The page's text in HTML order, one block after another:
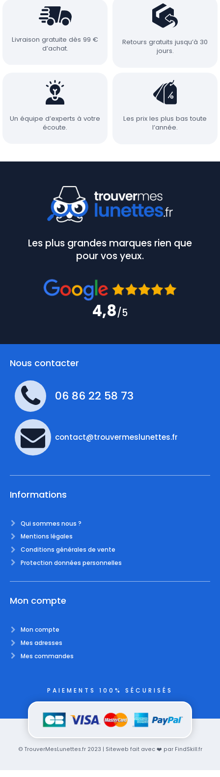
Livraison gratuite dès 99 €
d’achat.
Retours gratuits jusqu’à 30
jours.
Un équipe d’experts à votre
écoute.
Les prix les plus bas toute
l’année.
Les plus grandes marques rien que
pour vos yeux.
4,8/5
Nous contacter
06 86 22 58 73
contact@trouvermeslunettes.fr
Informations
Qui sommes nous ?
Mentions légales
Conditions générales de vente
Protection données personnelles
Mon compte
Mon compte
Mes adresses
Mes commandes
PAIEMENTS 100% SÉCURISÉS
© TrouverMesLunettes.fr 2023 | Siteweb fait avec ❤️ par FindSkill.fr